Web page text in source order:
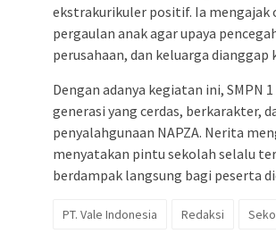
ekstrakurikuler positif. Ia mengajak
pergaulan anak agar upaya
perusahaan, dan keluarga
Dengan adanya kegiatan ini, SMPN
generasi yang cerdas, berkarakter,
penyalahgunaan NAPZA. Nerita
menyatakan pintu sekolah selalu
berdampak langsung bagi peserta
PT. Vale Indonesia Redaksi